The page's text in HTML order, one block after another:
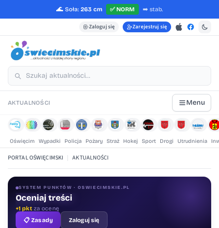
🌊 Soła: 263 cm ✅NORM ➡️ stab.
Zaloguj się Zarejestruj się
AKTUALNOŚCI Menu
Oświęcim Wypadki Policja Pożary Straż Hokej Sport Drogi Utrudnienia
PORTAL OŚWIĘCIMSKI | AKTUALNOŚCI
SYSTEM PUNKTÓW · OSWIECIMSKIE.PL
Oceniaj treści
+1 pktza ocenę
📋 Zasady
Zaloguj się